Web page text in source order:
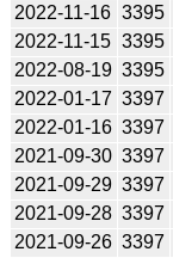
2022-11-16 3395
2022-11-15 3395
2022-08-19 3395
2022-01-17 3397
2022-01-16 3397
2021-09-30 3397
2021-09-29 3397
2021-09-28 3397
2021-09-26 3397